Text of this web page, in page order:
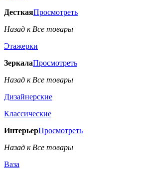
ДесткаяПросмотреть
Назад к Все товары
Этажерки
ЗеркалаПросмотреть
Назад к Все товары
Дизайнерские
Классические
ИнтерьерПросмотреть
Назад к Все товары
Ваза